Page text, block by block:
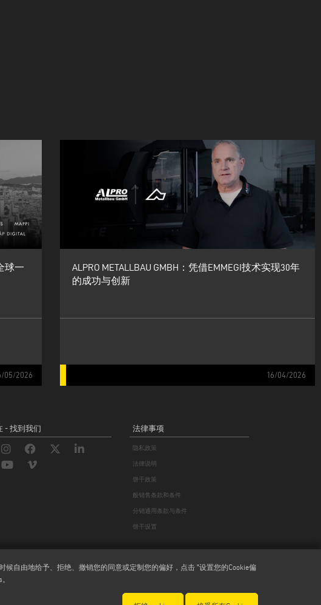
球一
05/2026
ALPRO METALLBAU GMBH：凭借EMMEGI技术实现30年
的成功与创新
16/04/2026
- 找到我们 法律事项
隐私政策
法律说明
饼干政策
般销售条款和条件
分销通用条款与条件
饼干设置
候自由地给予、拒绝、撤销您的同意或定制您的偏好，点击 "设置您的Cookie偏